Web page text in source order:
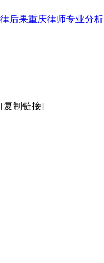
后果重庆律师专业分析
[复制链接]